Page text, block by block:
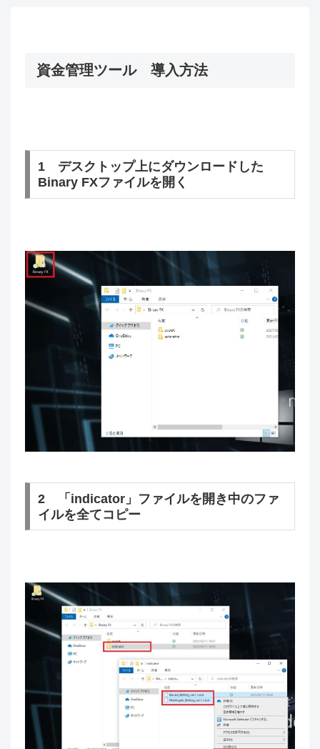
資金管理ツール 導入方法
1 デスクトップ上にダウンロードした
Binary FXファイルを開く
2 「indicator」ファイルを開き中のファ
イルを全てコピー